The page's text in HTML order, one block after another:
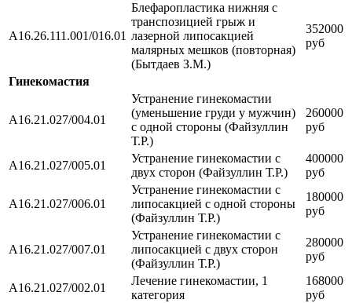
А16.26.111.001/016.01
Блефаропластика нижняя с
транспозицией грыж и
лазерной липосакцией
малярных мешков (повторная)
(Бытдаев З.М.)
352000
руб
Гинекомастия
A16.21.027/004.01
Устранение гинекомастии
(уменьшение груди у мужчин)
с одной стороны (Файзуллин
Т.Р.)
260000
руб
A16.21.027/005.01
Устранение гинекомастии с
двух сторон (Файзуллин Т.Р.)
400000
руб
A16.21.027/006.01
Устранение гинекомастии с
липосакцией с одной стороны
(Файзуллин Т.Р.)
180000
руб
A16.21.027/007.01
Устранение гинекомастии с
липосакцией с двух сторон
(Файзуллин Т.Р.)
280000
руб
A16.21.027/002.01
Лечение гинекомастии, 1
категория
168000
руб